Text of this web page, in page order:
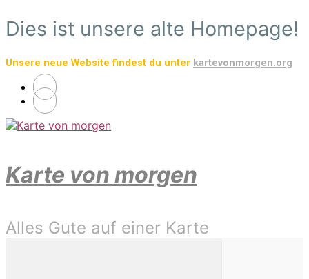
Zum
Hauptinhalt
Dies ist unsere alte Homepage!
Unsere neue Website findest du unter kartevonmorgen.org
Karte von morgen
Alles Gute auf einer Karte